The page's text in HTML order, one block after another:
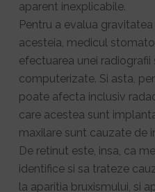
aparent inexplicabile.
Pentru a evalua
acesteia, medicul
efectuarea unei
computerizate. Si asta,
poate afecta inclusiv
care acestea sunt
maxilare sunt cauzate de
De retinut este, insa, ca
identifice si sa trateze
la aparitia bruxismului, si